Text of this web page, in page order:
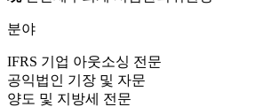
분야
IFRS 기업 아웃소싱 전문
공익법인 기장 및 자문
양도 및 지방세 전문